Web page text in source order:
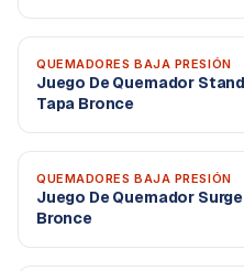
QUEMADORES BAJA PRESIÓN
Juego De Quemador
Tapa Bronce
QUEMADORES BAJA PRESIÓN
Juego De Quemador
Bronce